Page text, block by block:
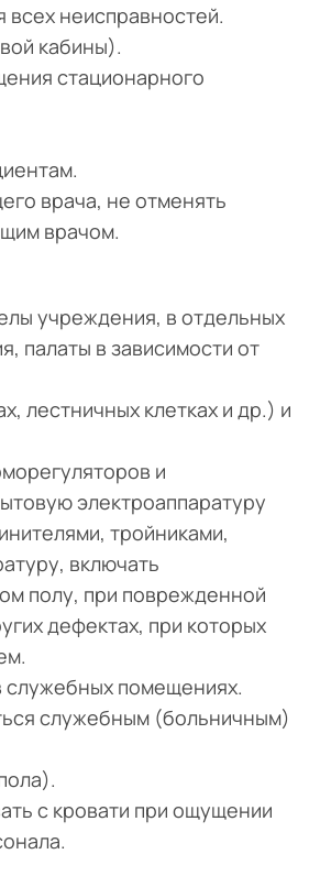
всех неисправностей.
кабины).
стационарного
врача, не отменять
врачом.
учреждения, в отдельных
палаты в зависимости от
лестничных клетках и др.) и
и
электроаппаратуру
тройниками,
включать
полу, при поврежденной
дефектах, при которых
служебных помещениях.
служебным (больничным)
с кровати при ощущении